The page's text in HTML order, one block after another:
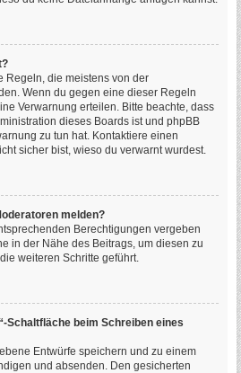
Regeln, die meistens von der
Wenn du gegen eine dieser Regeln
Verwarnung erteilen. Bitte beachte, dass
dieses Boards ist und phpBB
zu tun hat. Kontaktiere einen
sicher bist, wieso du verwarnt wurdest.
melden?
Berechtigungen vergeben
in der Nähe des Beitrags, um diesen zu
weiteren Schritte geführt.
Schaltfläche beim Schreiben eines
Entwürfe speichern und zu einem
und absenden. Den gesicherten